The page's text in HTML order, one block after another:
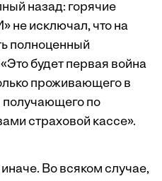
назад: горячие
не исключал, что на
полноценный
будет первая война
проживающего в
по
страховой кассе».
Во всяком случае,